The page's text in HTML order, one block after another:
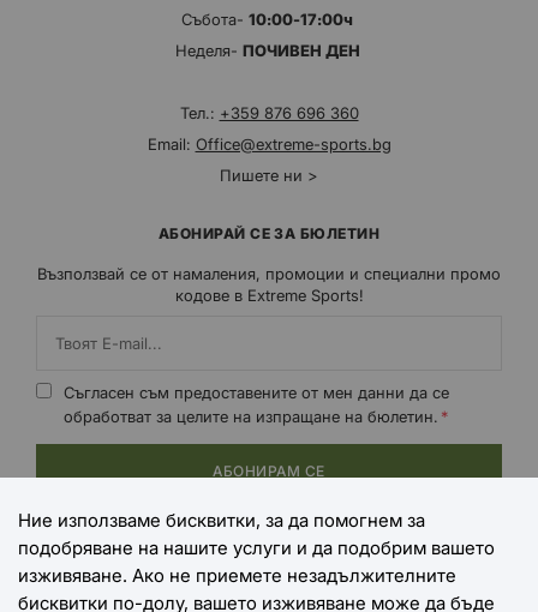
Събота- 10:00-17:00ч
Неделя- ПОЧИВЕН ДЕН
Тел.: +359 876 696 360
Email: Office@extreme-sports.bg
Пишете ни >
АБОНИРАЙ СЕ ЗА БЮЛЕТИН
Възползвай се от намаления, промоции и специални промо
кодове в Extreme Sports!
Съгласен съм предоставените от мен данни да се
обработват за целите на изпращане на бюлетин.
АБОНИРАМ СЕ
НАЧИНИ НА ПЛАЩАНЕ
Ние използваме бисквитки, за да помогнем за
подобряване на нашите услуги и да подобрим вашето
изживяване. Ако не приемете незадължителните
бисквитки по-долу, вашето изживяване може да бъде